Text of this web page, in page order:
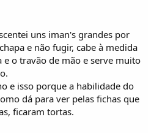
uns iman's grandes por
e não fugir, cabe à medida
o travão de mão e serve muito
e isso porque a habilidade do
dá para ver pelas fichas que
ficaram tortas.